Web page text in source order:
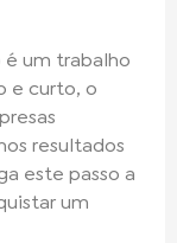
é um trabalho
e curto, o
resultados
este passo a
um